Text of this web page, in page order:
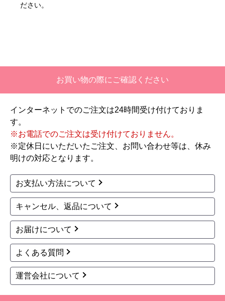
【注文からどのくらいで届きましたか？】
二週間ほどです。
【その他感想・コメント】
１．５点は、少々工事が雑。
過去の業者で一番最低。良かった点は、ただ一
つ、愛想が良かったこと。
なにかも分からない。少々不安である。
工事後は、初期設定や取り扱いの説明もなく、慌
てて引き上げる感じ。
保障期間の説明もHPとは違った。８年保証にして
いるがメーカー保証が３年追加になり１１年と説
明があった。HPにはメーカー保証期間も８年に含
むとなっていたが、どちらが正しいか分からな
ださい。
お買い物の際にご確認ください
インターネットでのご注文は24時間受け付けておりま
す。
※お電話でのご注文は受け付けておりません。
※定休日にいただいたご注文、お問い合わせ等は、休み
明けの対応となります。
お支払い方法について
キャンセル、返品について
お届けについて
よくある質問
運営会社について